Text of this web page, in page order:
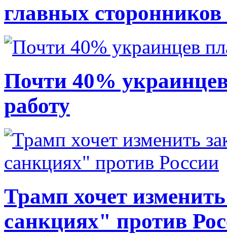
главных
Почти 40%
работу
Трамп хочет
санкциях" против